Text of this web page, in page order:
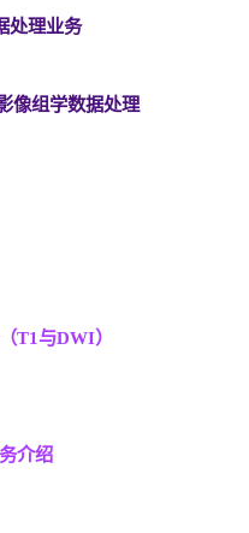
处理业务
像组学数据处理
T1与DWI）
介绍